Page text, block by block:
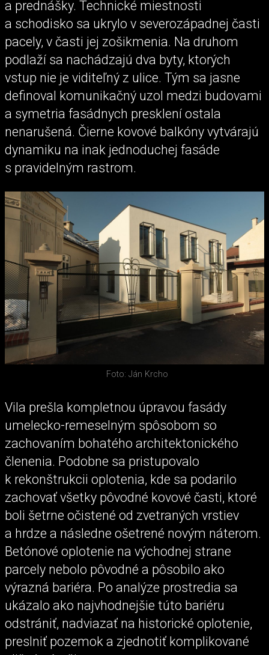
a prednášky. Technické miestnosti
a schodisko sa ukrylo v severozápadnej časti
pacely, v časti jej zošikmenia. Na druhom
podlaží sa nachádzajú dva byty, ktorých
vstup nie je viditeľný z ulice. Tým sa jasne
definoval komunikačný uzol medzi budovami
a symetria fasádnych presklení ostala
nenarušená. Čierne kovové balkóny vytvárajú
dynamiku na inak jednoduchej fasáde
s pravidelným rastrom.
Foto: Ján Krcho
Vila prešla kompletnou úpravou fasády
umelecko-remeselným spôsobom so
zachovaním bohatého architektonického
členenia. Podobne sa pristupovalo
k rekonštrukcii oplotenia, kde sa podarilo
zachovať všetky pôvodné kovové časti, ktoré
boli šetrne očistené od zvetraných vrstiev
a hrdze a následne ošetrené novým náterom.
Betónové oplotenie na východnej strane
parcely nebolo pôvodné a pôsobilo ako
výrazná bariéra. Po analýze prostredia sa
ukázalo ako najvhodnejšie túto bariéru
odstrániť, nadviazať na historické oplotenie,
preslniť pozemok a zjednotiť komplikované